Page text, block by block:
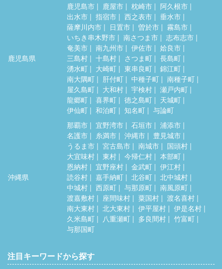
鹿児島県
鹿児島市 鹿屋市 枕崎市
阿久根市
出水市
指宿市 西之表市
垂水市
薩摩川内市
日置市 曽於市
霧島市
いちき串木野市
南さつま市
志布志市
奄美市
南九州市 伊佐市
姶良市
三島村
十島村 さつま町
長島町
湧水町
大崎町 東串良町
錦江町
南大隅町
肝付町 中種子町
南種子町
屋久島町
大和村 宇検村
瀬戸内町
龍郷町
喜界町 徳之島町
天城町
伊仙町
和泊町 知名町 与論町
沖縄県
那覇市 宜野湾市 石垣市
浦添市
名護市
糸満市 沖縄市
豊見城市
うるま市
宮古島市 南城市
国頭村
大宜味村
東村 今帰仁村
本部町
恩納村
宜野座村 金武町
伊江村
読谷村
嘉手納町 北谷町
北中城村
中城村
西原町 与那原町
南風原町
渡嘉敷村
座間味村 粟国村
渡名喜村
南大東村
北大東村 伊平屋村
伊是名村
久米島町
八重瀬町 多良間村
竹富町
与那国町
注目キーワードから探す